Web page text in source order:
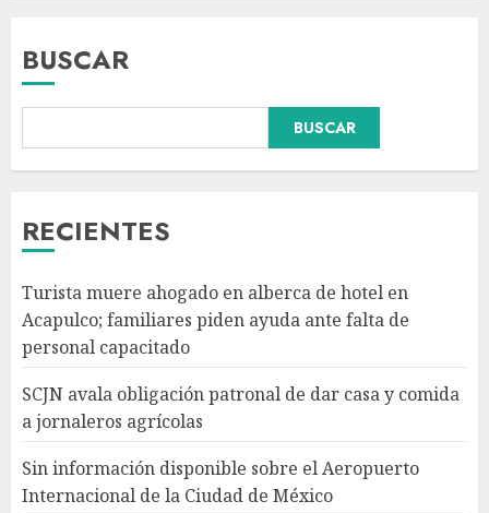
BUSCAR
BUSCAR
RECIENTES
Turista muere ahogado en alberca de hotel en
Acapulco; familiares piden ayuda ante falta de
personal capacitado
SCJN avala obligación patronal de dar casa y comida
a jornaleros agrícolas
Sin información disponible sobre el Aeropuerto
Internacional de la Ciudad de México
3
Sin información disponible
4
México gana arbitraje por
más de 219 mdd contra fondos
de EE.UU. en caso TV Azteca
AGOSTO 6, 2026
Toluca golea a Seattle
Sounders en su inicio de la